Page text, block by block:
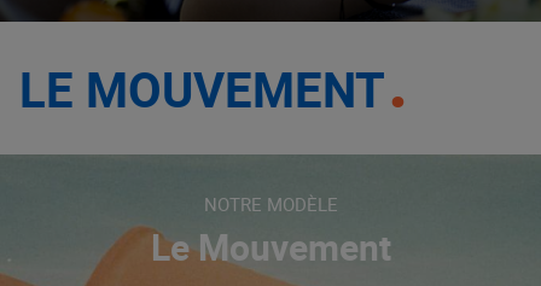
LE MOUVEMENT
NOTRE MODÈLE
Le Mouvement